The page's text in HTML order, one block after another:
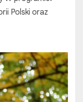
Polski oraz